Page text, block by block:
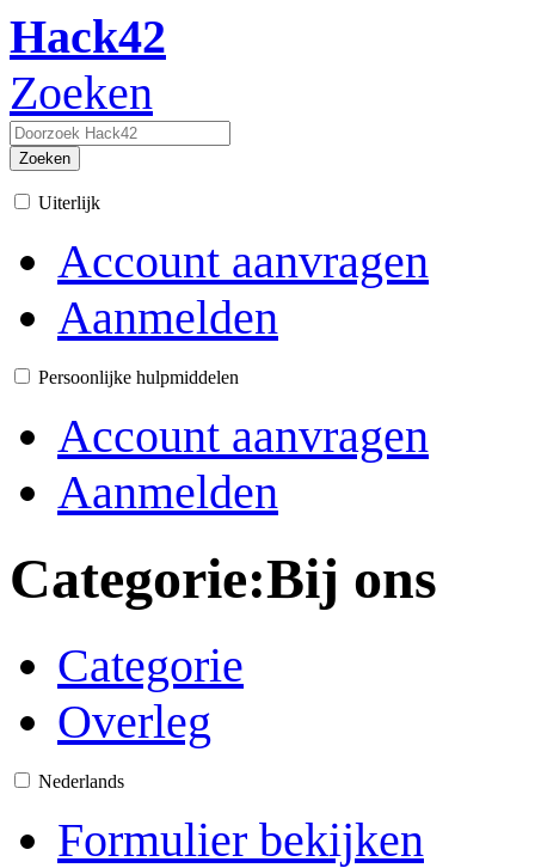
Hack42
Zoeken
Zoeken
Uiterlijk
Account aanvragen
Aanmelden
Persoonlijke hulpmiddelen
Account aanvragen
Aanmelden
Categorie:Bij ons
Categorie
Overleg
Nederlands
Formulier bekijken